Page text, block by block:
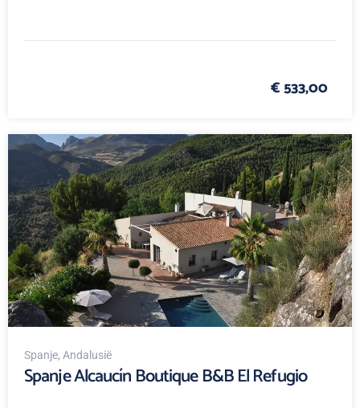
€ 533,00
Spanje, Andalusië
Spanje Alcaucín Boutique B&B El Refugio